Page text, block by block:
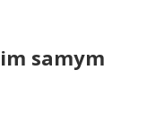
samym